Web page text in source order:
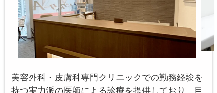
美容外科・皮膚科専門クリニックでの勤務経験を
持つ実力派の医師による診療を提供しており、目